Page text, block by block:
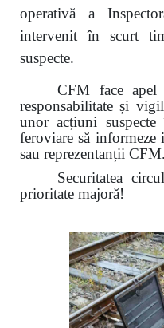
operativă a
intervenit în scurt
suspecte.
CFM face apel
responsabilitate și
unor acțiuni
feroviare să informeze
sau reprezentanții CFM.
Securitatea
prioritate majoră!